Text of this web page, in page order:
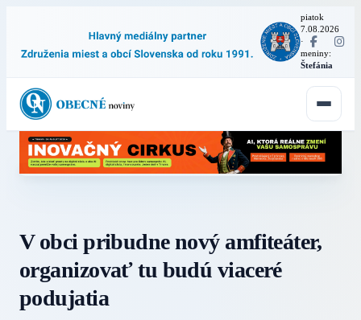
piatok
7.08.2026
·
meniny:
Štefánia
V obci pribudne nový amfiteáter,
organizovať tu budú viaceré
podujatia